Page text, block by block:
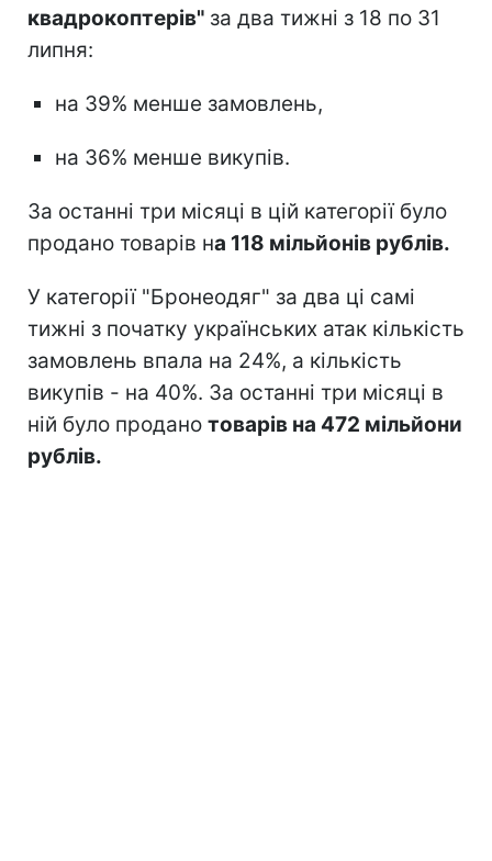
квадрокоптерів" за два тижні з 18 по 31
липня:
на 39% менше замовлень,
на 36% менше викупів.
За останні три місяці в цій категорії було
продано товарів на 118 мільйонів рублів.
У категорії "Бронеодяг" за два ці самі
тижні з початку українських атак кількість
замовлень впала на 24%, а кількість
викупів - на 40%. За останні три місяці в
ній було продано товарів на 472 мільйони
рублів.